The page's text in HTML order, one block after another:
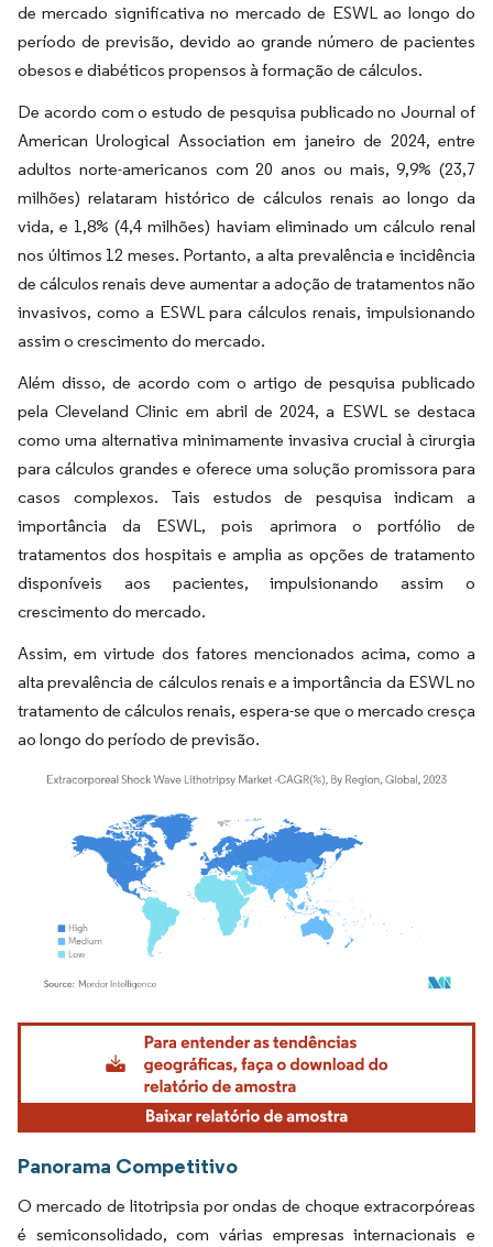
de mercado significativa no mercado de ESWL ao longo do
período de previsão, devido ao grande número de pacientes
obesos e diabéticos propensos à formação de cálculos.
De acordo com o estudo de pesquisa publicado no Journal of
American Urological Association em janeiro de 2024, entre
adultos norte-americanos com 20 anos ou mais, 9,9% (23,7
milhões) relataram histórico de cálculos renais ao longo da
vida, e 1,8% (4,4 milhões) haviam eliminado um cálculo renal
nos últimos 12 meses. Portanto, a alta prevalência e incidência
de cálculos renais deve aumentar a adoção de tratamentos não
invasivos, como a ESWL para cálculos renais, impulsionando
assim o crescimento do mercado.
Além disso, de acordo com o artigo de pesquisa publicado
pela Cleveland Clinic em abril de 2024, a ESWL se destaca
como uma alternativa minimamente invasiva crucial à cirurgia
para cálculos grandes e oferece uma solução promissora para
casos complexos. Tais estudos de pesquisa indicam a
importância da ESWL, pois aprimora o portfólio de
tratamentos dos hospitais e amplia as opções de tratamento
disponíveis aos pacientes, impulsionando assim o
crescimento do mercado.
Assim, em virtude dos fatores mencionados acima, como a
alta prevalência de cálculos renais e a importância da ESWL no
tratamento de cálculos renais, espera-se que o mercado cresça
ao longo do período de previsão.
Imagem © Mordor Intelligence. O reuso requer atribuição conforme CC BY 4.0.
Panorama Competitivo
O mercado de litotripsia por ondas de choque extracorpóreas
é semiconsolidado, com várias empresas internacionais e